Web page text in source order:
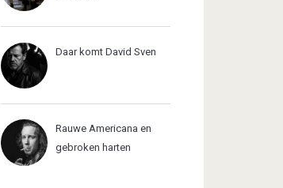
Daar komt David Sven
Rauwe Americana en
gebroken harten